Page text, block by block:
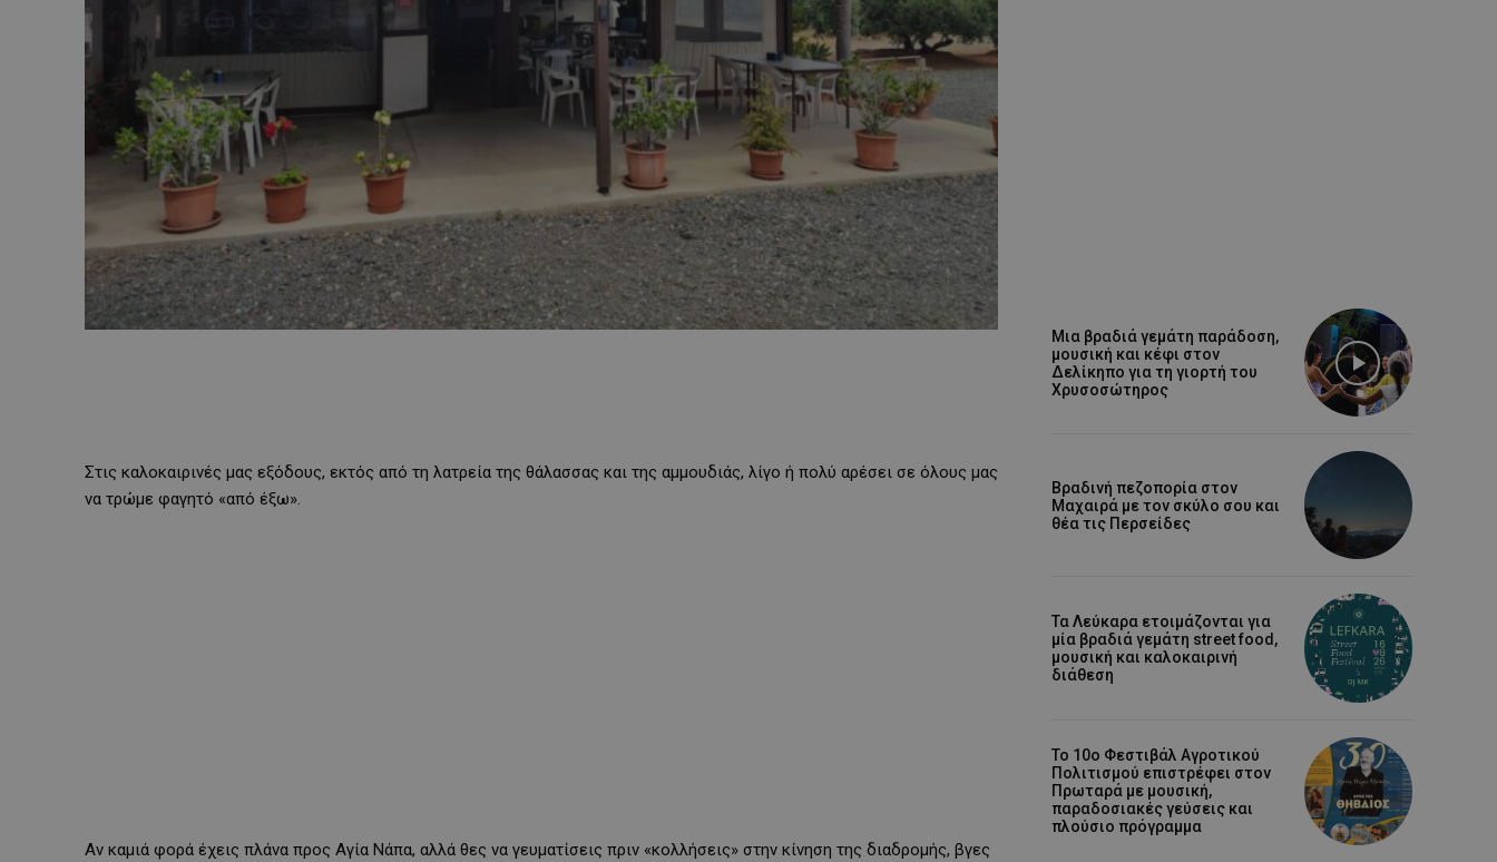
Στις καλοκαιρινές μας εξόδους, εκτός από τη λατρεία της θάλασσας και της αμμουδιάς, λίγο ή πολύ αρέσει σε όλους μας
να τρώμε φαγητό «από έξω».
Αν καμιά φορά έχεις πλάνα προς Αγία Νάπα, αλλά θες να γευματίσεις πριν «κολλήσεις» στην κίνηση της διαδρομής, βγες
Μια βραδιά γεμάτη παράδοση,
μουσική και κέφι στον
Δελίκηπο για τη γιορτή του
Χρυσοσώτηρος
Βραδινή πεζοπορία στον
Μαχαιρά με τον σκύλο σου και
θέα τις Περσείδες
Τα Λεύκαρα ετοιμάζονται για
μία βραδιά γεμάτη street food,
μουσική και καλοκαιρινή
διάθεση
Το 10ο Φεστιβάλ Αγροτικού
Πολιτισμού επιστρέφει στον
Πρωταρά με μουσική,
παραδοσιακές γεύσεις και
πλούσιο πρόγραμμα